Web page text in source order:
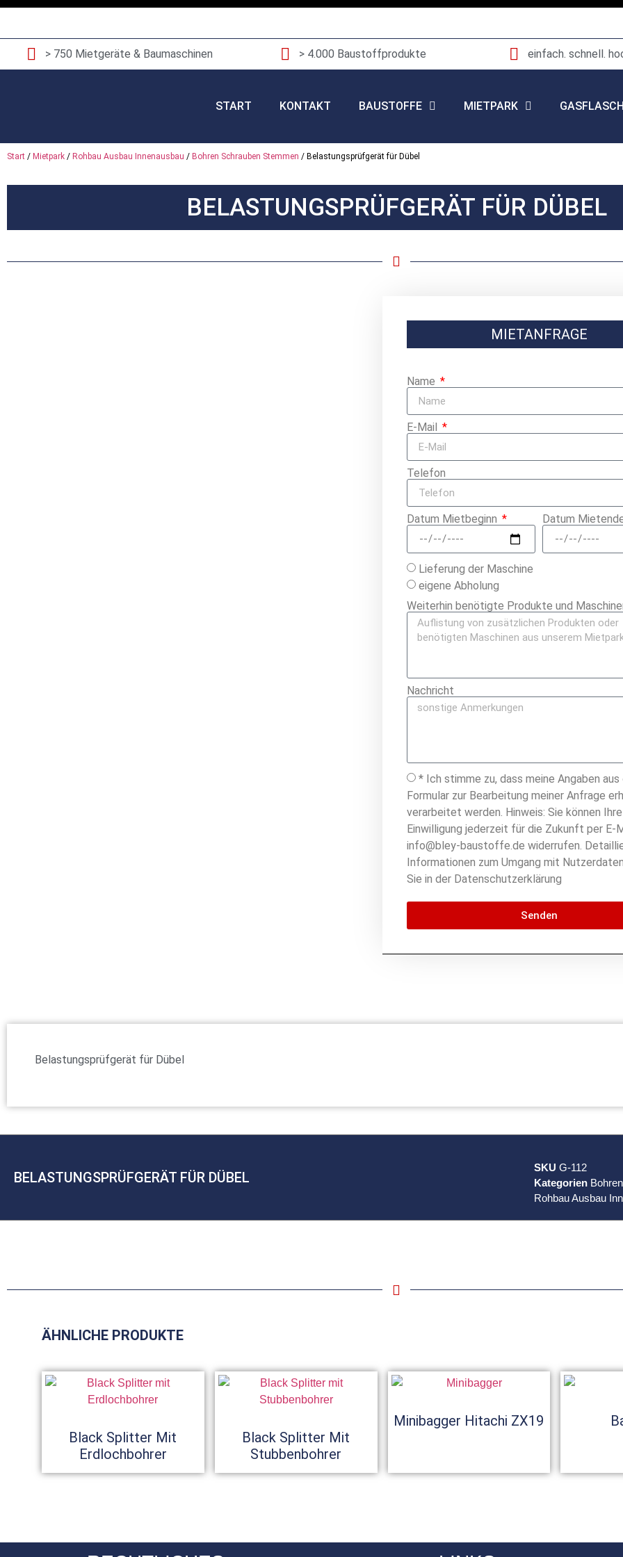
> 750 Mietgeräte & Baumaschinen > 4.000 Baustoffprodukte einfach. schnell.
START KONTAKT BAUSTOFFE MIETPARK
Start / Mietpark / Rohbau Ausbau Innenausbau / Bohren Schrauben Stemmen / Belastungsprüfgerät für Dübel
BELASTUNGSPRÜFGERÄT FÜR DÜBEL
MIETANFRAGE
Name
E-Mail
Telefon
Datum Mietbeginn Datum
Lieferung der Maschine
eigene Abholung
Weiterhin benötigte Produkte und
Nachricht
* Ich stimme zu, dass meine Angaben aus
Formular zur Bearbeitung meiner Anfrage
verarbeitet werden. Hinweis: Sie können Ihre
Einwilligung jederzeit für die Zukunft per E-
info@bley-baustoffe.de widerrufen.
Informationen zum Umgang mit
Sie in der Datenschutzerklärung
Senden
Belastungsprüfgerät für Dübel
BELASTUNGSPRÜFGERÄT FÜR DÜBEL
SKU G-112
Kategorien
Rohbau Ausbau
ÄHNLICHE PRODUKTE
Black Splitter Mit
Erdlochbohrer
Black Splitter Mit
Stubbenbohrer
Minibagger Hitachi ZX19